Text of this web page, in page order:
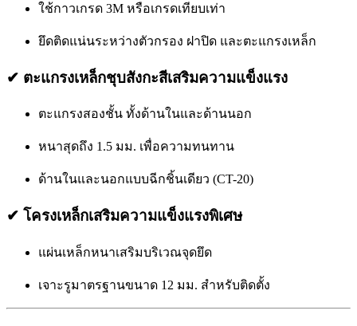
ใช้กาวเกรด 3M หรือเกรดเทียบเท่า
ยึดติดแน่นระหว่างตัวกรอง ฝาปิด และตะแกรงเหล็ก
✔ ตะแกรงเหล็กชุบสังกะสีเสริมความแข็งแรง
ตะแกรงสองชั้น ทั้งด้านในและด้านนอก
หนาสุดถึง 1.5 มม. เพื่อความทนทาน
ด้านในและนอกแบบฉีกชิ้นเดียว (CT-20)
✔ โครงเหล็กเสริมความแข็งแรงพิเศษ
แผ่นเหล็กหนาเสริมบริเวณจุดยึด
เจาะรูมาตรฐานขนาด 12 มม. สำหรับติดตั้ง